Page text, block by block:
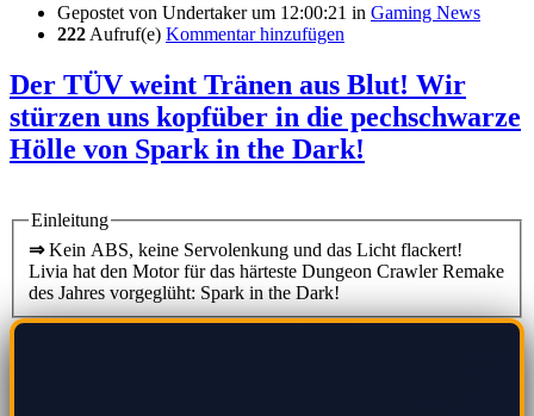
Gepostet von Undertakerum 12:00:21 in Gaming News
222 Aufruf(e) Kommentar hinzufügen
Der TÜV weint Tränen aus Blut! Wir
stürzen uns kopfüber in die pechschwarze
Hölle von Spark in the Dark!
Einleitung
⇒Kein ABS, keine Servolenkung und das Licht flackert!
Livia hat den Motor für das härteste Dungeon Crawler Remake
des Jahres vorgeglüht: Spark in the Dark!